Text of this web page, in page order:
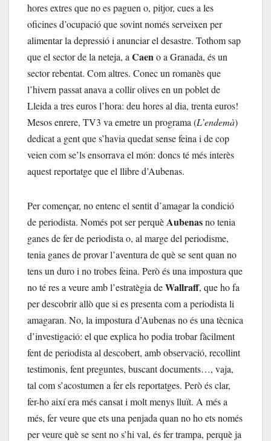
hores extres que no es paguen o, pitjor, cues a les
oficines d’ocupació que sovint només serveixen per
alimentar la depressió i anunciar el desastre. Tothom sap
que el sector de la neteja, a Caeno a Granada, és un
sector rebentat. Com altres. Conec un romanès que
l’hivern passat anava a collir olives en un poblet de
Lleida a tres euros l’hora: deu hores al dia, trenta euros!
Mesos enrere, TV3 va emetre un programa (L’endemà)
dedicat a gent que s’havia quedat sense feina i de cop
veien com se’ls ensorrava el món: doncs té més interès
aquest reportatge que el llibre d’Aubenas.
Per començar, no entenc el sentit d’amagar la condició
de periodista. Només pot ser perquèAubenasno tenia
ganes de fer de periodista o, al marge del periodisme,
tenia ganes de provar l’aventura de què se sent quan no
tens un duro i no trobes feina. Però és una impostura que
no té res a veure amb l’estratègia deWallraff, que ho fa
per descobrir allò que si es presenta com a periodista li
amagaran. No, la impostura d’Aubenas no és una tècnica
d’investigació: el que explica ho podia trobar fàcilment
fent de periodista al descobert, amb observació, recollint
testimonis, fent preguntes, buscant documents…, vaja,
tal com s’acostumen a fer els reportatges. Però és clar,
fer-ho així era més cansat i molt menys lluït. A més a
més, fer veure que ets una penjada quan no ho ets només
per veure què se sent no s’hi val, és fer trampa, perquè ja